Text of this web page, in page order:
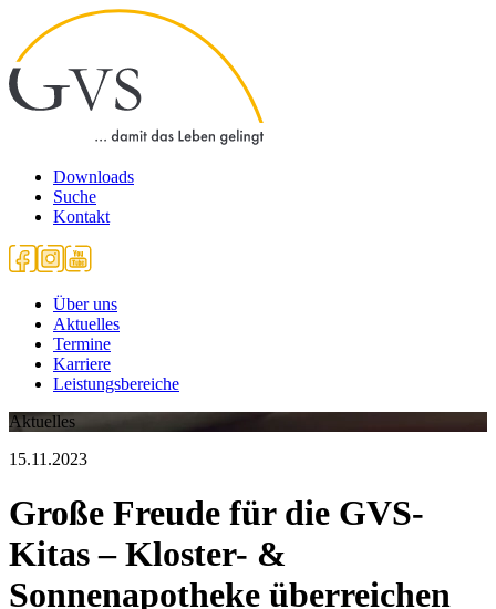
Downloads
Suche
Kontakt
Über uns
Aktuelles
Termine
Karriere
Leistungsbereiche
Aktuelles
15.11.2023
Große Freude für die GVS-
Kitas – Kloster- &
Sonnenapotheke überreichen